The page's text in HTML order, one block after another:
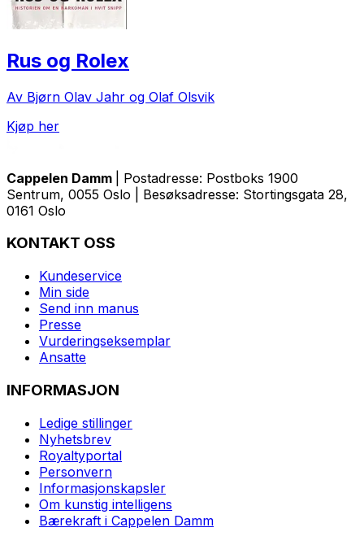
Rus og Rolex
Av Bjørn Olav Jahr og Olaf Olsvik
Kjøp her
Cappelen Damm
| Postadresse: Postboks 1900
Sentrum, 0055 Oslo | Besøksadresse: Stortingsgata 28,
0161 Oslo
KONTAKT OSS
Kundeservice
Min side
Send inn manus
Presse
Vurderingseksemplar
Ansatte
INFORMASJON
Ledige stillinger
Nyhetsbrev
Royaltyportal
Personvern
Informasjonskapsler
Om kunstig intelligens
Bærekraft i Cappelen Damm